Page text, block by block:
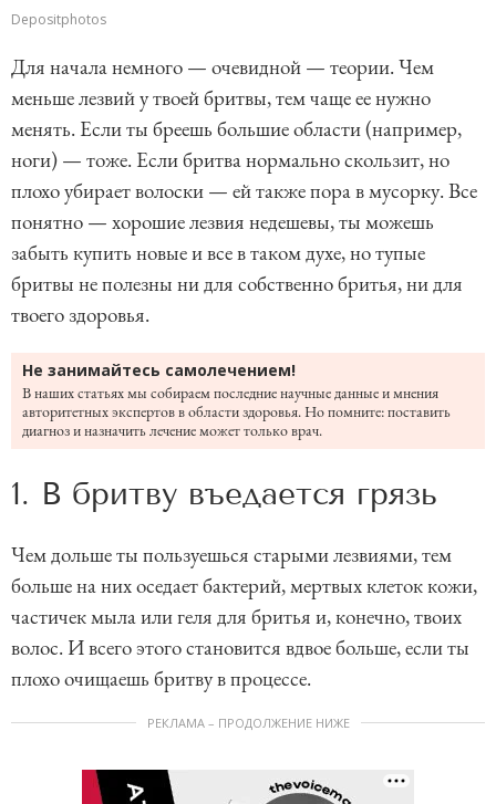
Depositphotos
Для начала немного — очевидной — теории. Чем
меньше лезвий у твоей бритвы, тем чаще ее нужно
менять. Если ты бреешь большие области (например,
ноги) — тоже. Если бритва нормально скользит, но
плохо убирает волоски — ей также пора в мусорку. Все
понятно — хорошие лезвия недешевы, ты можешь
забыть купить новые и все в таком духе, но тупые
бритвы не полезны ни для собственно бритья, ни для
твоего здоровья.
Не занимайтесь самолечением!
В наших статьях мы собираем последние научные данные и мнения
авторитетных экспертов в области здоровья. Но помните: поставить
диагноз и назначить лечение может только врач.
1. В бритву въедается грязь
Чем дольше ты пользуешься старыми лезвиями, тем
больше на них оседает бактерий, мертвых клеток кожи,
частичек мыла или геля для бритья и, конечно, твоих
волос. И всего этого становится вдвое больше, если ты
плохо очищаешь бритву в процессе.
РЕКЛАМА – ПРОДОЛЖЕНИЕ НИЖЕ